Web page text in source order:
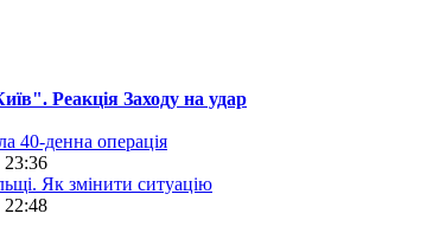
Реакція Заходу на удар
40-денна операція
Як змінити ситуацію